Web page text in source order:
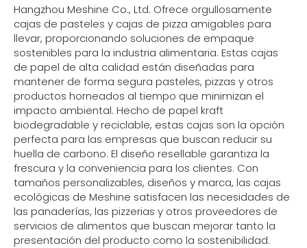
Hangzhou Meshine Co., Ltd. Ofrece orgullosamente
cajas de pasteles y cajas de pizza amigables para
llevar, proporcionando soluciones de empaque
sostenibles para la industria alimentaria. Estas cajas
de papel de alta calidad están diseñadas para
mantener de forma segura pasteles, pizzas y otros
productos horneados al tiempo que minimizan el
impacto ambiental. Hecho de papel kraft
biodegradable y reciclable, estas cajas son la opción
perfecta para las empresas que buscan reducir su
huella de carbono. El diseño resellable garantiza la
frescura y la conveniencia para los clientes. Con
tamaños personalizables, diseños y marca, las cajas
ecológicas de Meshine satisfacen las necesidades de
las panaderías, las pizzerias y otros proveedores de
servicios de alimentos que buscan mejorar tanto la
presentación del producto como la sostenibilidad.